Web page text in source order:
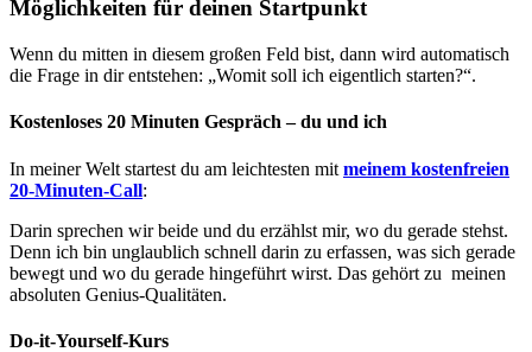
Möglichkeiten für deinen Startpunkt
Wenn du mitten in diesem großen Feld bist, dann wird automatisch
die Frage in dir entstehen: „Womit soll ich eigentlich starten?“.
Kostenloses 20 Minuten Gespräch – du und ich
In meiner Welt startest du am leichtesten mit meinem kostenfreien
20-Minuten-Call:
Darin sprechen wir beide und du erzählst mir, wo du gerade stehst.
Denn ich bin unglaublich schnell darin zu erfassen, was sich gerade
bewegt und wo du gerade hingeführt wirst. Das gehört zu meinen
absoluten Genius-Qualitäten.
Do-it-Yourself-Kurs